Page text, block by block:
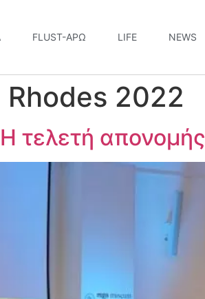
FLUST-ΆΡΩ LIFE NEWS
Rhodes 2022
τελετή απονομής